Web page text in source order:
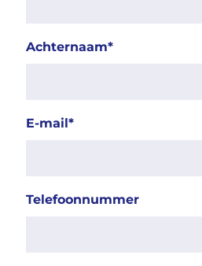
Achternaam*
E-mail*
Telefoonnummer